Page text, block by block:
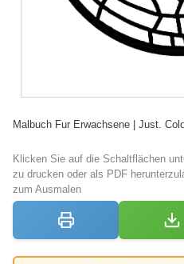
Malbuch Fur Erwachsene | Just.
Klicken Sie auf die Schaltflächen
zu drucken oder als PDF
zum Ausmalen